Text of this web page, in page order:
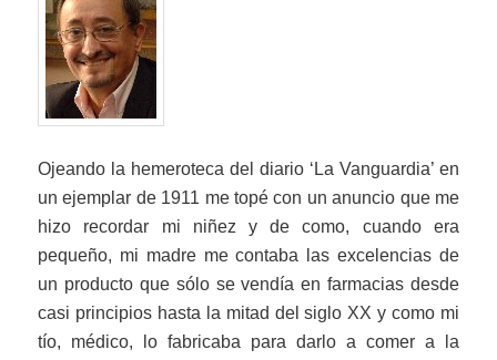
Ojeando la hemeroteca del diario ‘La Vanguardia’ en
un ejemplar de 1911 me topé con un anuncio que me
hizo recordar mi niñez y de como, cuando era
pequeño, mi madre me contaba las excelencias de
un producto que sólo se vendía en farmacias desde
casi principios hasta la mitad del siglo XX y como mi
tío, médico, lo fabricaba para darlo a comer a la